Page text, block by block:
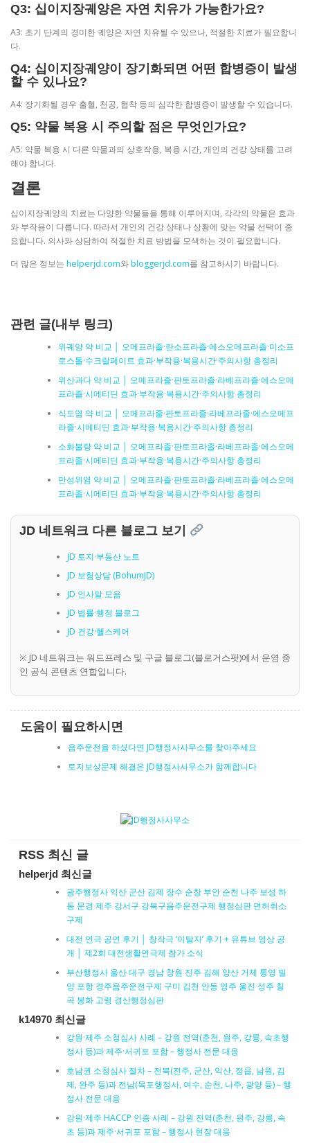
Q3: 십이지장궤양은 자연 치유가 가능한가요?
A3: 초기 단계의 경미한 궤양은 자연 치유될 수 있으나, 적절한 치료가 필요합니
다.
Q4: 십이지장궤양이 장기화되면 어떤 합병증이 발생
할 수 있나요?
A4: 장기화될 경우 출혈, 천공, 협착 등의 심각한 합병증이 발생할 수 있습니다.
Q5: 약물 복용 시 주의할 점은 무엇인가요?
A5: 약물 복용 시 다른 약물과의 상호작용, 복용 시간, 개인의 건강 상태를 고려
해야 합니다.
결론
십이지장궤양의 치료는 다양한 약물들을 통해 이루어지며, 각각의 약물은 효과
와 부작용이 다릅니다. 따라서 개인의 건강 상태나 상황에 맞는 약물 선택이 중
요합니다. 의사와 상담하여 적절한 치료 방법을 모색하는 것이 필요합니다.
더 많은 정보는 helperjd.com와bloggerjd.com를 참고하시기 바랍니다.
관련 글(내부 링크)
위궤양 약 비교 │ 오메프라졸·란소프라졸·에스오메프라졸·미소프
로스톨·수크랄페이트 효과·부작용·복용시간·주의사항 총정리
위산과다 약 비교 │ 오메프라졸·판토프라졸·라베프라졸·에스오메
프라졸·시메티딘 효과·부작용·복용시간·주의사항 총정리
식도염 약 비교 │ 오메프라졸·판토프라졸·라베프라졸·에스오메프
라졸·시메티딘 효과·부작용·복용시간·주의사항 총정리
소화불량 약 비교 │ 오메프라졸·판토프라졸·라베프라졸·에스오메
프라졸·시메티딘 효과·부작용·복용시간·주의사항 총정리
만성위염 약 비교 │ 오메프라졸·판토프라졸·라베프라졸·에스오메
프라졸·시메티딘 효과·부작용·복용시간·주의사항 총정리
JD 네트워크 다른 블로그 보기
JD 토지·부동산 노트
JD 보험상담 (BohumJD)
JD 인사말 모음
JD 법률·행정 블로그
JD 건강·헬스케어
※ JD 네트워크는 워드프레스 및 구글 블로그(블로거스팟)에서 운영 중
인 공식 콘텐츠 연합입니다.
도움이 필요하시면
음주운전을 하셨다면 JD행정사사무소를 찾아주세요
토지보상문제 해결은 JD행정사사무소가 함께합니다
RSS 최신 글
helperjd 최신글
광주행정사 익산 군산 김제 장수 순창 부안 순천 나주 보성 하
동 문경 제주 강서구 강북구음주운전구제 행정심판 면허취소
구제
대전 연극 공연 후기 │ 창작극 ‘이탈자’ 후기 + 유튜브 영상 공
개 │ 제2회 대전생활연극제 참가 소식
부산행정사 울산 대구 경남 창원 진주 김해 양산 거제 통영 밀
양 포항 경주음주운전구제 구미 김천 안동 영주 울진 성주 칠
곡 봉화 고령 경산행정심판
k14970 최신글
강원·제주 소청심사 사례 – 강원 전역(춘천, 원주, 강릉, 속초행
정사 등)과 제주·서귀포 포함 – 행정사 전문 대응
호남권 소청심사 절차 – 전북(전주, 군산, 익산, 정읍, 남원, 김
제, 완주 등)과 전남(목포행정사, 여수, 순천, 나주, 광양 등) – 행
정사 전문 대응
강원·제주 HACCP 인증 사례 – 강원 전역(춘천, 원주, 강릉, 속
초 등)과 제주·서귀포 포함 – 행정사 현장 대응